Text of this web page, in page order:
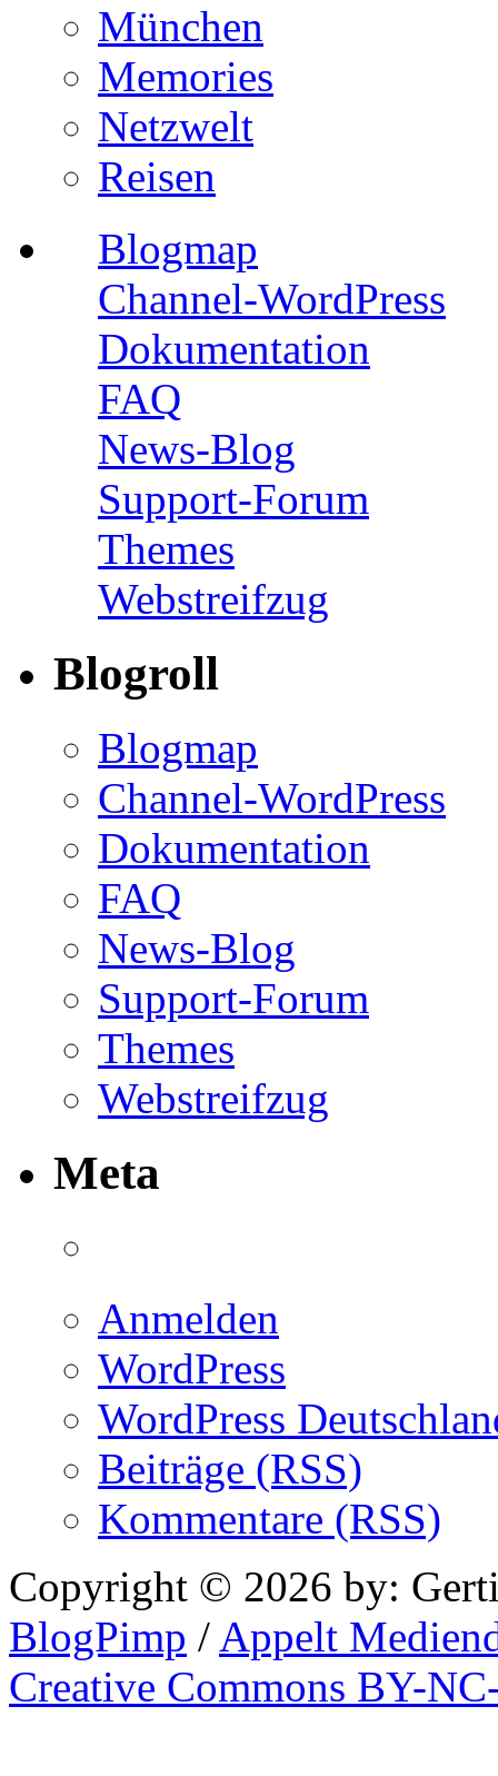
München
Memories
Netzwelt
Reisen
Blogmap
Channel-WordPress
Dokumentation
FAQ
News-Blog
Support-Forum
Themes
Webstreifzug
Blogroll
Blogmap
Channel-WordPress
Dokumentation
FAQ
News-Blog
Support-Forum
Themes
Webstreifzug
Meta
Anmelden
WordPress
WordPress
Beiträge (RSS)
Kommentare (RSS)
Copyright © 2026 by:
BlogPimp / Appelt
Creative Commons BY-